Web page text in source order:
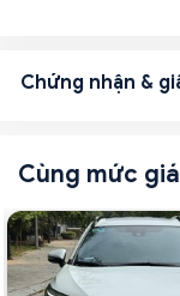
Chứng nhận &
Cùng mức